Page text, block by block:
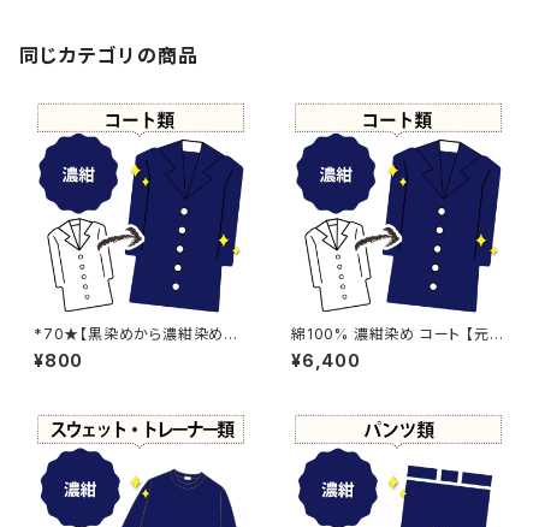
同じカテゴリの商品
*70★【黒染めから濃紺染めに
変更】濃紺染め
¥800
綿100% 濃紺染め コート 【元
色：ブルー系 - 色あせあり】 -染
め直し[ネイビー - Navy]504-
¥6,400